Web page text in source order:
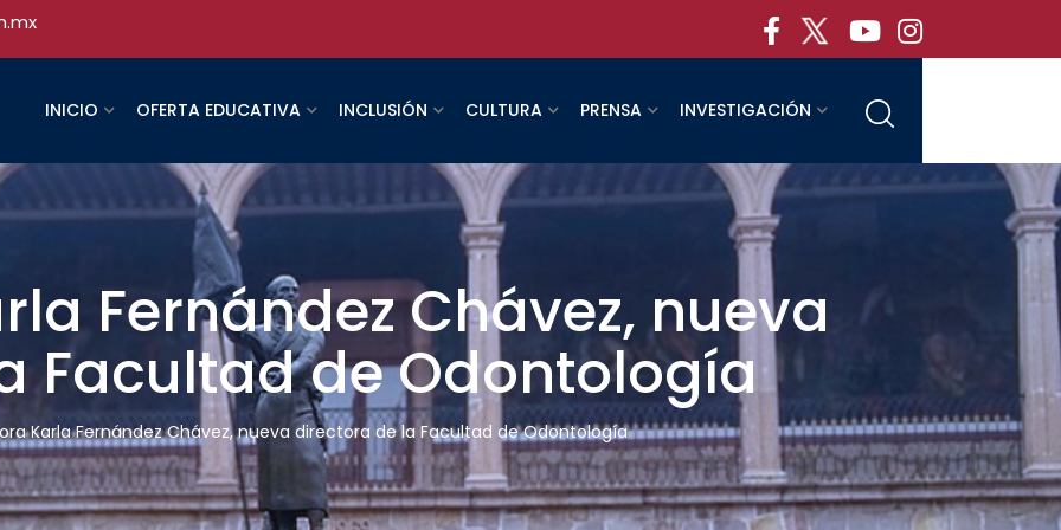
INICIO OFERTA EDUCATIVA INCLUSIÓN CULTURA PRENSA INVESTIGACIÓN
Fernández Chávez, nueva
Facultad de Odontología
Karla Fernández Chávez, nueva directora de la Facultad de Odontología